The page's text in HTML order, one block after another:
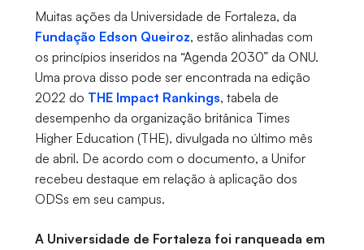
Muitas ações da Universidade de Fortaleza, da
Fundação Edson Queiroz, estão alinhadas com
os princípios inseridos na “Agenda 2030” da ONU.
Uma prova disso pode ser encontrada na edição
2022 do THE Impact Rankings, tabela de
desempenho da organização britânica Times
Higher Education (THE), divulgada no último mês
de abril. De acordo com o documento, a Unifor
recebeu destaque em relação à aplicação dos
ODSs em seu campus.
A Universidade de Fortaleza foi ranqueada em